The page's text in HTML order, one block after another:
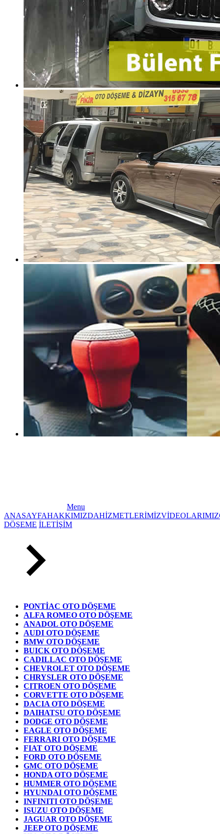
Menu
ANASAYFAHAKKIMIZDAHİZMETLERİMİZVİDEOLARIMIZ
DÖŞEME İLETİŞİM
PONTİAC OTO DÖŞEME
ALFA ROMEO OTO DÖŞEME
ANADOL OTO DÖŞEME
AUDI OTO DÖŞEME
BMW OTO DÖŞEME
BUICK OTO DÖŞEME
CADILLAC OTO DÖŞEME
CHEVROLET OTO DÖŞEME
CHRYSLER OTO DÖŞEME
CITROEN OTO DÖŞEME
CORVETTE OTO DÖŞEME
DACIA OTO DÖŞEME
DAIHATSU OTO DÖŞEME
DODGE OTO DÖŞEME
EAGLE OTO DÖŞEME
FERRARI OTO DÖŞEME
FIAT OTO DÖŞEME
FORD OTO DÖŞEME
GMC OTO DÖŞEME
HONDA OTO DÖŞEME
HUMMER OTO DÖŞEME
HYUNDAI OTO DÖŞEME
INFINITI OTO DÖŞEME
ISUZU OTO DÖŞEME
JAGUAR OTO DÖŞEME
JEEP OTO DÖŞEME